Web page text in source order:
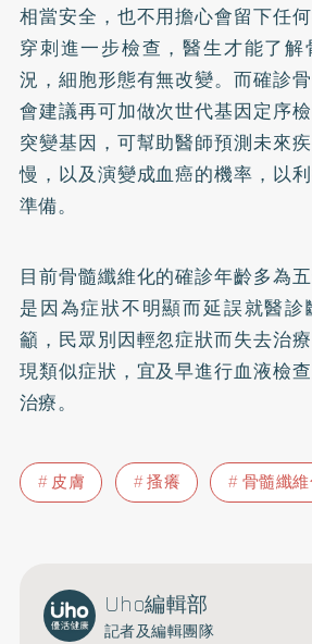
相當安全，也不用擔心會留下任
穿刺進一步檢查，醫生才能了
況，細胞形態有無改變。而確診
會建議再可加做次世代基因定序
突變基因，可幫助醫師預測未來
慢，以及演變成血癌的機率，以
準備。
目前骨髓纖維化的確診年齡多為
是因為症狀不明顯而延誤就醫
籲，民眾別因輕忽症狀而失去治
現類似症狀，宜及早進行血液檢
治療。
皮膚 搔癢 骨髓纖
Uho編輯部
記者及編輯團隊